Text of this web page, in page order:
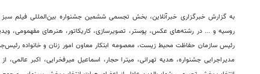
روسیه و ... در رشته‌های عکس، پوستر، تصویرسازی، کاریکاتور، هنرهای مفهمومی،
رئیس سازمان حفاظت محیط زیست، معصومه ابتکار معاون امور زنان و خانواده
مدیراجرایی جشنواره، هدیه تهرانی، میترا حجار، اسماعیل میرفخرایی، اکبر عالمی،